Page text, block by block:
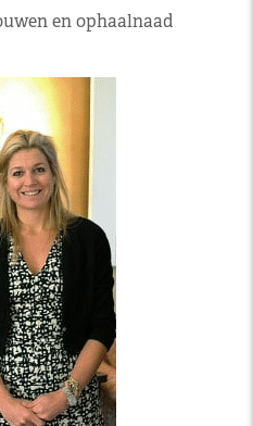
en ophaalnaad